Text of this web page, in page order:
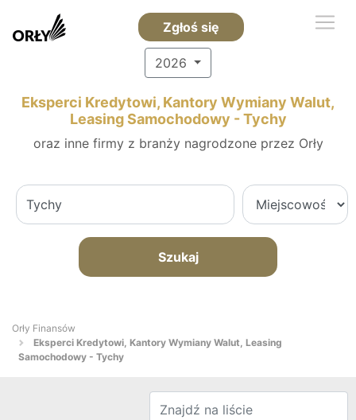
Zgłoś się
2026
Eksperci Kredytowi, Kantory Wymiany Walut,
Leasing Samochodowy - Tychy
oraz inne firmy z branży nagrodzone przez Orły
Szukaj
Orły Finansów
Eksperci Kredytowi, Kantory Wymiany Walut, Leasing
Samochodowy - Tychy